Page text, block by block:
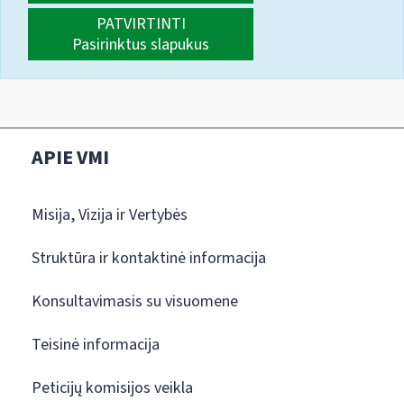
PATVIRTINTI
Pasirinktus slapukus
APIE VMI
Misija, Vizija ir Vertybės
Struktūra ir kontaktinė informacija
Konsultavimasis su visuomene
Teisinė informacija
Peticijų komisijos veikla